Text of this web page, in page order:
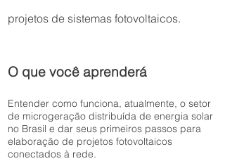
projetos de sistemas fotovoltaicos.
O que você aprenderá
Entender como funciona, atualmente, o setor
de microgeração distribuída de energia solar
no Brasil e dar seus primeiros passos para
elaboração de projetos fotovoltaicos
conectados à rede.